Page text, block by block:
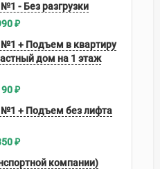
- Без разгрузки
₽
+ Подъем в квартиру
дом на 1 этаж
₽
№1 + Подъем без лифта
₽
компании)